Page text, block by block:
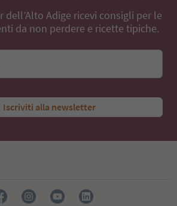
dell’Alto Adige ricevi consigli per le
da non perdere e ricette tipiche.
Iscriviti alla newsletter